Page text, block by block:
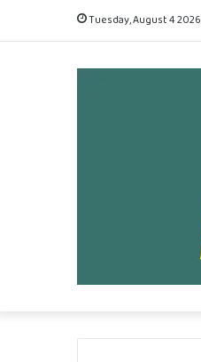
Tuesday, August 4 2026